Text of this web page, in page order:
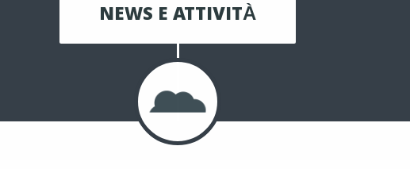
NEWS E ATTIVITÀ